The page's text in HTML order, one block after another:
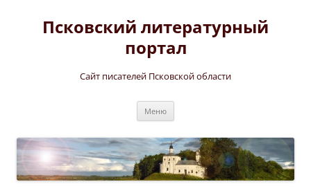
содержимому
Псковский литературный
портал
Сайт писателей Псковской области
Меню